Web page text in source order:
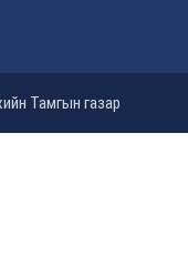
Тамгын газар